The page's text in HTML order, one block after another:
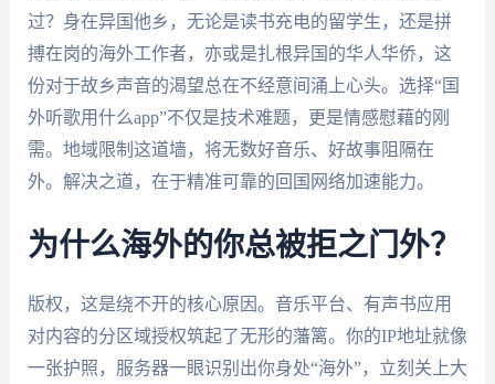
过？身在异国他乡，无论是读书充电的留学生，还是拼
搏在岗的海外工作者，亦或是扎根异国的华人华侨，这
份对于故乡声音的渴望总在不经意间涌上心头。选择“国
外听歌用什么app”不仅是技术难题，更是情感慰藉的刚
需。地域限制这道墙，将无数好音乐、好故事阻隔在
外。解决之道，在于精准可靠的回国网络加速能力。
为什么海外的你总被拒之门外？
版权，这是绕不开的核心原因。音乐平台、有声书应用
对内容的分区域授权筑起了无形的藩篱。你的IP地址就像
一张护照，服务器一眼识别出你身处“海外”，立刻关上大